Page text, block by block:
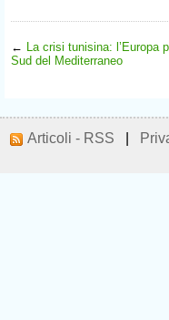
← La crisi tunisina: l’Europa
Sud del Mediterraneo
Articoli - RSS